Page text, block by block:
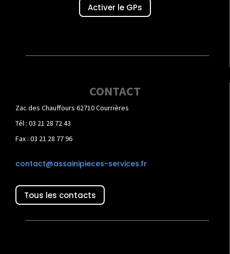
Activer le GPs
CONTACT
Zac des Chauffours 62710 Courrières
Tél : 03 21 28 72 43
Fax : 03 21 28 77 96
contact@assainipieces-services.fr
Tous les contacts